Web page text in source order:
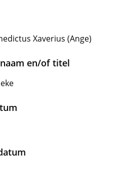
Xaverius (Ange)
en/of titel